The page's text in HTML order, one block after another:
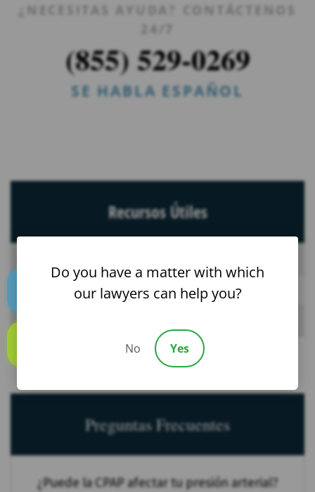
¿NECESITAS AYUDA? CONTÁCTENOS
24/7
(855) 529-0269
SE HABLA ESPAÑOL
Recursos Útiles
Preguntas Frecuentes
¿Puede la CPAP afectar tu presión arterial?
Do you have a matter with which
our lawyers can help you?
No Yes